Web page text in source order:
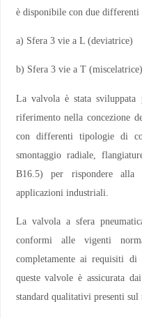
è disponibile con due
a) Sfera 3 vie a L (deviatrice)
b) Sfera 3 vie a T (miscelatrice)
La valvola è stata sviluppata
riferimento nella concezione
con differenti tipologie di
smontaggio radiale,
B16.5) per rispondere alla
applicazioni industriali.
La valvola a sfera
conformi alle vigenti
completamente ai requisiti
queste valvole è assicurata
standard qualitativi presenti sul